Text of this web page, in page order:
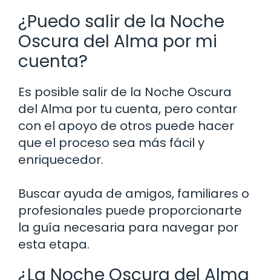
¿Puedo salir de la Noche
Oscura del Alma por mi
cuenta?
Es posible salir de la Noche Oscura
del Alma por tu cuenta, pero contar
con el apoyo de otros puede hacer
que el proceso sea más fácil y
enriquecedor.
Buscar ayuda de amigos, familiares o
profesionales puede proporcionarte
la guía necesaria para navegar por
esta etapa.
¿La Noche Oscura del Alma